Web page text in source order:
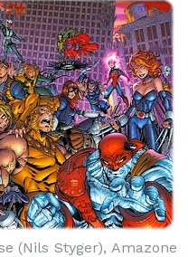
(Nils Styger), Amazone